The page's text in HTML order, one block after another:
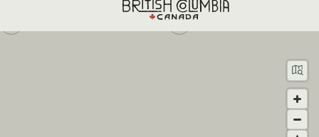
(250) 742-3242